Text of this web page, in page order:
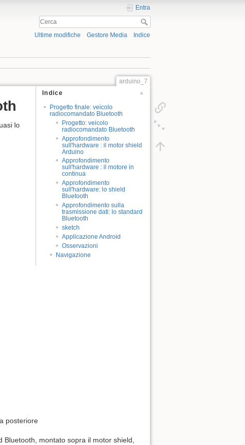
Entra
Ultime modifiche Gestore Media Indice
arduino_7
Indice
Progetto finale: veicolo
radiocomandato Bluetooth
Progetto: veicolo
radiocomandato Bluetooth
Approfondimento
sull'hardware : il motor shield
Arduino
Approfondimento
sull'hardware : il motore in
continua
Approfondimento
sull'hardware: lo shield
Bluetooth
Approfondimento sulla
trasmissione dati: lo standard
Bluetooth
sketch
Applicazione Android
Osservazioni
Navigazione
lo
posteriore
montato sopra il motor shield,